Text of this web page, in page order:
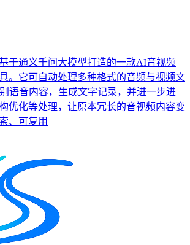
于通义千问大模型打造的一款AI音视频
。它可自动处理多种格式的音频与视频文
语音内容，生成文字记录，并进一步进
优化等处理，让原本冗长的音视频内容变
、可复用